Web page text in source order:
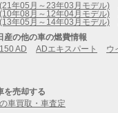
年05月～23年03月モデル)
年08月～12年04月モデル)
年05月～14年03月モデル)
の他の車の燃費情報
AD
ADエキスパート ウ
売却する
車買取・車査定